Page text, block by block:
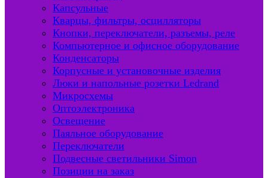
Капсульные
Кварцы, фильтры, осцилляторы
Кнопки, переключатели, разъемы, реле
Компьютерное и офисное оборудование
Конденсаторы
Корпусные и установочные изделия
Люки и напольные розетки Ledrand
Микросхемы
Оптоэлектроника
Освещение
Паяльное оборудование
Переключатели
Подвесные светильники Simon
Позиции на заказ